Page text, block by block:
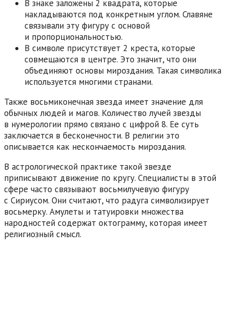
В знаке заложены 2 квадрата, которые
накладываются под конкретным углом. Славяне
связывали эту фигуру с основой
и пропорциональностью.
В символе присутствует 2 креста, которые
совмещаются в центре. Это значит, что они
объединяют основы мироздания. Такая символика
используется многими странами.
Также восьмиконечная звезда имеет значение для
обычных людей и магов. Количество лучей звезды
в нумерологии прямо связано с цифрой 8. Ее суть
заключается в бесконечности. В религии это
описывается как нескончаемость мироздания.
В астрологической практике такой звезде
приписывают движение по кругу. Специалисты в этой
сфере часто связывают восьмилучевую фигуру
с Сириусом. Они считают, что радуга символизирует
восьмерку. Амулеты и татуировки множества
народностей содержат октограмму, которая имеет
религиозный смысл.